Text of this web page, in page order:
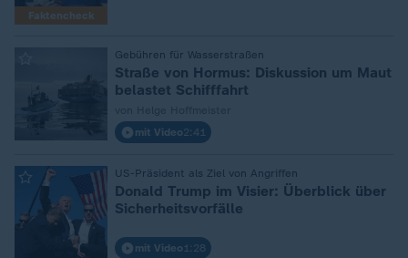
Faktencheck
Gebühren für Wasserstraßen
Straße von Hormus: Diskussion um Maut
belastet Schifffahrt
mit Video2:41
US-Präsident als Ziel von Angriffen
Donald Trump im Visier: Überblick über
Sicherheitsvorfälle
mit Video 1:28